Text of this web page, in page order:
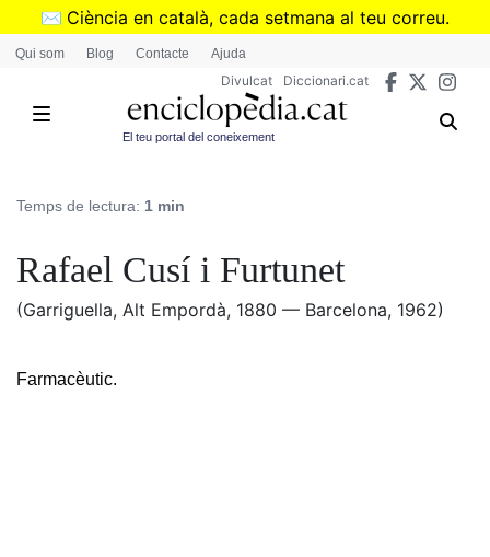
Vés
✉️ Ciència en català, cada setmana al teu correu.
➜Subscriu-te al butlletí de Divulcat
Qui som Blog Contacte Ajuda
Divulcat Diccionari.cat
El teu portal del coneixement
Temps de lectura: 1 min
Rafael Cusí i Furtunet
(Garriguella, Alt Empordà, 1880 — Barcelona, 1962)
Farmacèutic.